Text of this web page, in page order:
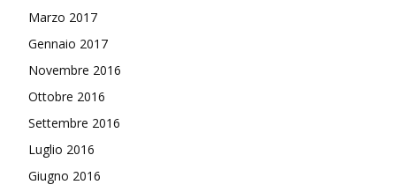
Marzo 2017
Gennaio 2017
Novembre 2016
Ottobre 2016
Settembre 2016
Luglio 2016
Giugno 2016